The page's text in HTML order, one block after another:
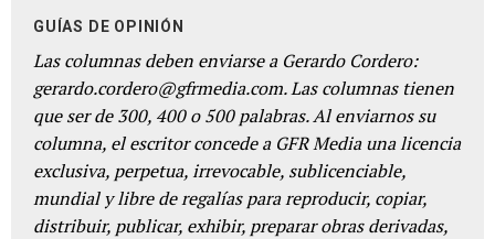
GUÍAS DE OPINIÓN
Las columnas deben enviarse a Gerardo Cordero:
gerardo.cordero@gfrmedia.com. Las columnas tienen
que ser de 300, 400 o 500 palabras. Al enviarnos su
columna, el escritor concede a GFR Media una licencia
exclusiva, perpetua, irrevocable, sublicenciable,
mundial y libre de regalías para reproducir, copiar,
distribuir, publicar, exhibir, preparar obras derivadas,